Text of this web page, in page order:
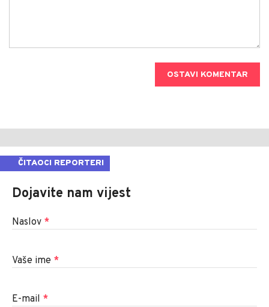
OSTAVI KOMENTAR
ČITAOCI REPORTERI
Dojavite nam vijest
Naslov *
Vaše ime *
E-mail *